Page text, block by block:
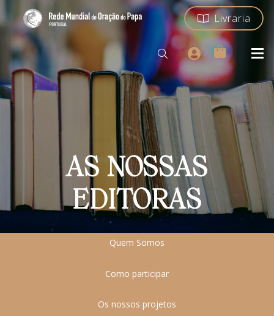
Livraria
AS NOSSAS
EDITORAS
Quem Somos
Como participar
Os nossos projetos